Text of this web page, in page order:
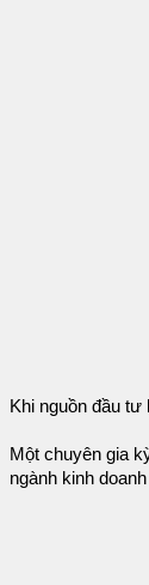
Khi nguồn đầu
Một chuyên gia
ngành kinh